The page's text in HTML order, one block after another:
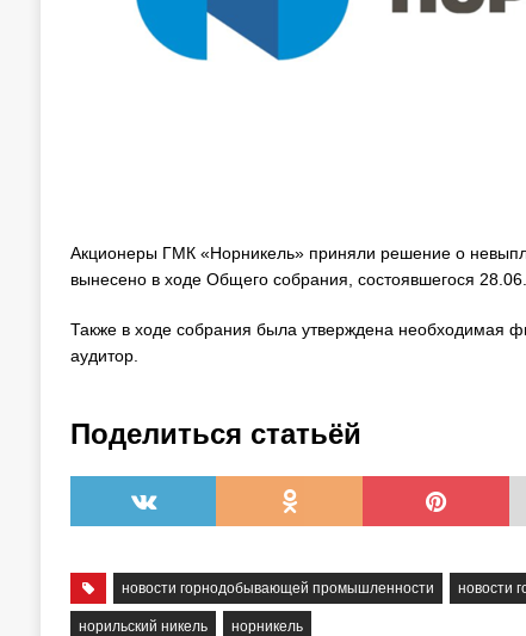
Акционеры ГМК «Норникель» приняли решение о
вынесено в ходе Общего собрания, состоявшегося
Также в ходе собрания была утверждена необходимая
аудитор.
Поделиться статьёй
новости горнодобывающей промышленности новости
норильский никель норникель